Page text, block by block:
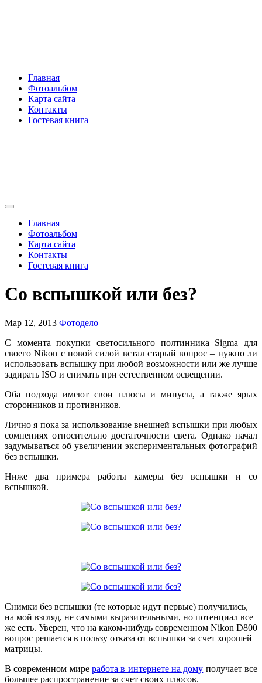
Главная
Фотоальбом
Карта сайта
Контакты
Гостевая книга
Главная
Фотоальбом
Карта сайта
Контакты
Гостевая книга
Со вспышкой или без?
Мар 12, 2013 Фотодело
С момента покупки светосильного полтинника Sigma для
своего Nikon с новой силой встал старый вопрос – нужно ли
использовать вспышку при любой возможности или же лучше
задирать ISO и снимать при естественном освещении.
Оба подхода имеют свои плюсы и минусы, а также ярых
сторонников и противников.
Лично я пока за использование внешней вспышки при любых
сомнениях относительно достаточности света. Однако начал
задумываться об увеличении экспериментальных фотографий
без вспышки.
Ниже два примера работы камеры без вспышки и со
вспышкой.
Снимки без вспышки (те которые идут первые) получились,
на мой взгляд, не самыми выразительными, но потенциал все
же есть. Уверен, что на каком-нибудь современном Nikon D800
вопрос решается в пользу отказа от вспышки за счет хорошей
матрицы.
В современном мире работа в интернете на дому получает все
большее распространение за счет своих плюсов.